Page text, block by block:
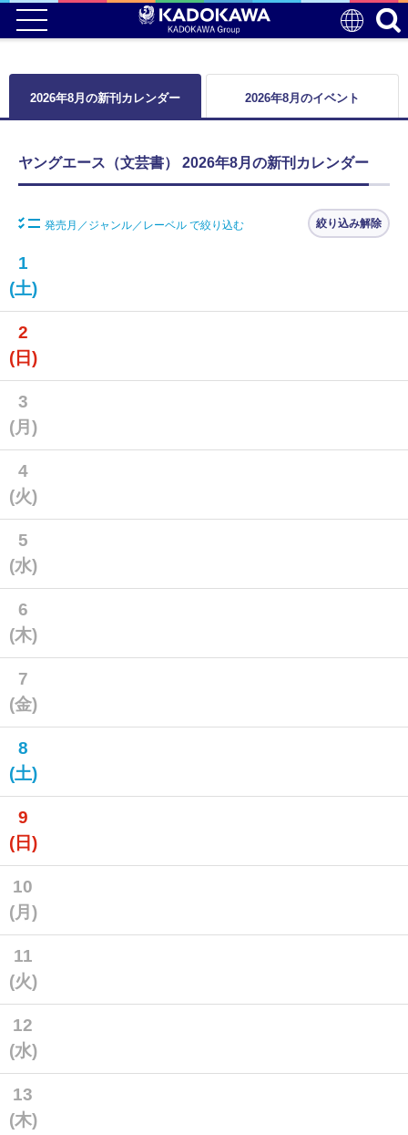
2026年8月の新刊カレンダー 2026年8月のイベント
ヤングエース（文芸書） 2026年8月の新刊カレンダー
発売月／ジャンル／レーベル で絞り込む 絞り込み解除
1
(土)
2
(日)
3
(月)
4
(火)
5
(水)
6
(木)
7
(金)
8
(土)
9
(日)
10
(月)
11
(火)
12
(水)
13
(木)